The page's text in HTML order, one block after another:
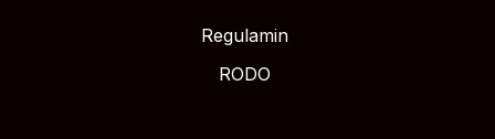
Regulamin
RODO